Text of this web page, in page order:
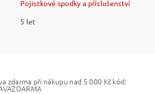
Pojistkové spodky a příslušenství
5 let
zdarma při nákupu nad 5 000 Kč kód: